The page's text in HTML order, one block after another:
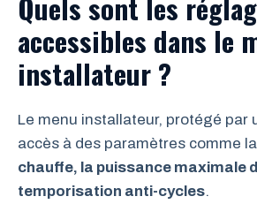
accessibles dans le
installateur ?
Le menu installateur, protégé par
accès à des paramètres comme la
chauffe, la puissance maximale
temporisation anti-cycles.